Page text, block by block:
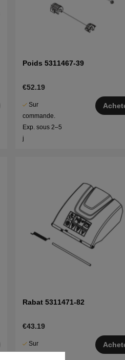
Poids 5311467-39
€52.19
Sur
commande.
Exp. sous 2–5
j
Rabat 5311471-82
€43.19
Sur